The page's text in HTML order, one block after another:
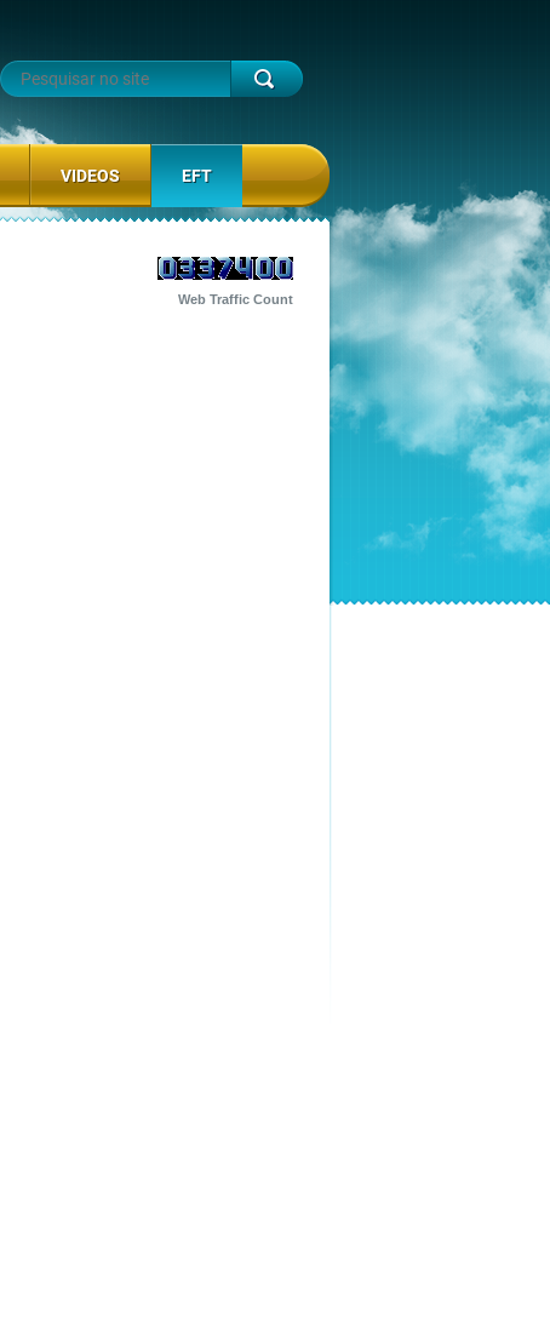
Web Traffic Count
VIDEOS EFT